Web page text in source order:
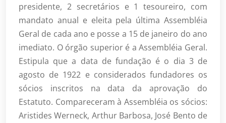
presidente, 2 secretários e 1 tesoureiro, com
mandato anual e eleita pela última Assembléia
Geral de cada ano e posse a 15 de janeiro do ano
imediato. O órgão superior é a Assembléia Geral.
Estipula que a data de fundação é o dia 3 de
agosto de 1922 e considerados fundadores os
sócios inscritos na data da aprovação do
Estatuto. Compareceram à Assembléia os sócios:
Aristides Werneck, Arthur Barbosa, José Bento de